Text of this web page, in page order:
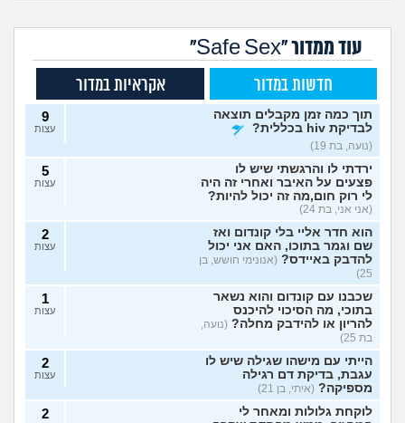
עוד ממדור "Safe Sex"
חדשות במדור אקראיות במדור
תוך כמה זמן מקבלים תוצאה
לבדיקת hiv בכללית?
(נועה, בת 19)
9
עצות
ירדתי לו והרגשתי שיש לו
פצעים על האיבר ואחרי זה היה
לי רוק חום,מה זה יכול להיות?
(אני אני, בת 24)
5
עצות
הוא חדר אליי בלי קונדום ואז
שם וגמר בתוכו, האם אני יכול
להדבק באיידס? (אנונימי חושש, בן
25)
2
עצות
שכבנו עם קונדום והוא נשאר
בתוכי, מה הסיכוי להיכנס
להריון או להידבק מחלה? (נועה,
בת 25)
1
עצות
הייתי עם מישהו שגילה שיש לו
עגבת, בדיקת דם רגילה
מספיקה? (איתי, בן 21)
2
עצות
לוקחת גלולות ומאחר לי
2